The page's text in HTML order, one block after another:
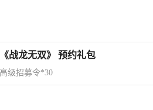
《战龙无双》 预约礼包
高级招募令*30